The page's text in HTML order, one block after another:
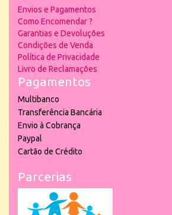
Envios e Pagamentos
Como Encomendar ?
Garantias e Devoluções
Condições de Venda
Política de Privacidade
Livro de Reclamações
Pagamentos
Multibanco
Transferência Bancária
Envio à Cobrança
Paypal
Cartão de Crédito
Parcerias